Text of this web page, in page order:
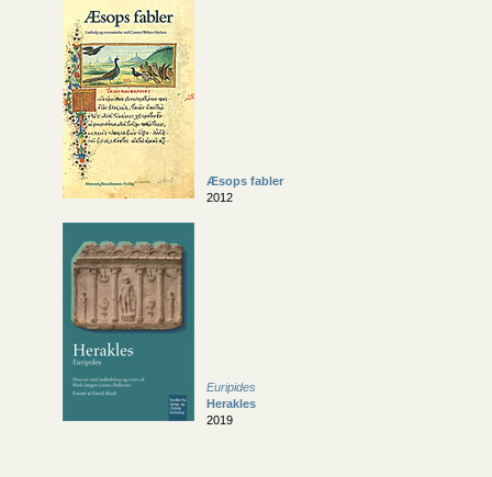
Æsops fabler
2012
Euripides
Herakles
2019